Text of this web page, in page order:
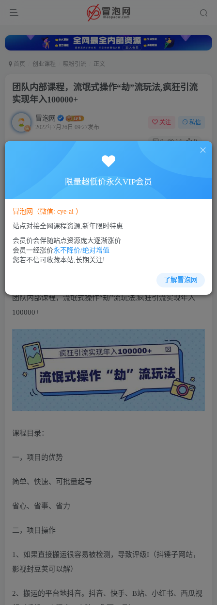
首页 创业课程 吸粉引流 正文
团队内部课程，流氓式操作“劫”流玩法,疯狂引流
实现年入100000+
冒泡网
2022年7月26日 09:27发布
关注 私信
0 14 0
此内容为付费资源，请付费后查看
10
VIP会员
立即购买
您当前未登录！建议登陆后购买，可保存购买订单
团队内部课程，流氓式操作“劫”流玩法,疯狂引流实现年入
100000+
课程目录：
一，项目的优势
简单、快速、可批量起号
省心、省事、省力
二，项目操作
1、如果直接搬运很容易被检测，导致评级I（抖锤子网站，
影视封豆荚可以解）
2、搬运的平台地抖音。抖音、快手、B站、小红书、西瓜视
限量超低价永久VIP会员
冒泡网（微信: cye-ai ）
站点对接全网课程资源,新年限时特惠
会员价会伴随站点资源庞大逐渐涨价
会员一经涨价永不降价/绝对增值
您若不信可收藏本站,长期关注!
了解冒泡网